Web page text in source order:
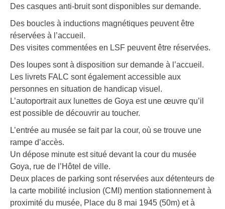
Des casques anti-bruit sont disponibles sur demande.
Des boucles à inductions magnétiques peuvent être
réservées à l’accueil.
Des visites commentées en LSF peuvent être réservées.
Des loupes sont à disposition sur demande à l’accueil.
Les livrets FALC sont également accessible aux
personnes en situation de handicap visuel.
L’autoportrait aux lunettes de Goya est une œuvre qu’il
est possible de découvrir au toucher.
L’entrée au musée se fait par la cour, où se trouve une
rampe d’accès.
Un dépose minute est situé devant la cour du musée
Goya, rue de l’Hôtel de ville.
Deux places de parking sont réservées aux détenteurs de
la carte mobilité inclusion (CMI) mention stationnement à
proximité du musée, Place du 8 mai 1945 (50m) et à